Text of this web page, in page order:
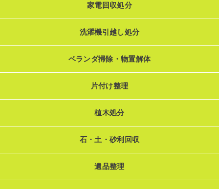
家電回収処分
洗濯機引越し処分
ベランダ掃除・物置解体
片付け整理
植木処分
石・土・砂利回収
遺品整理